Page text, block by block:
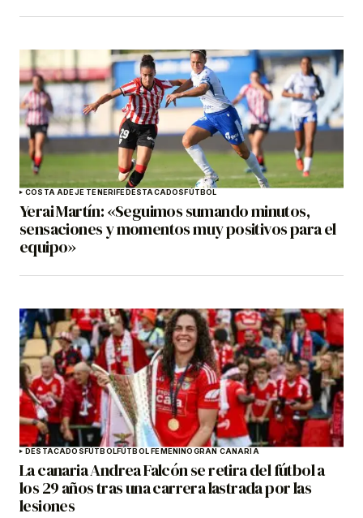
COSTA ADEJE TENERIFEDESTACADOSFÚTBOL
Yerai Martín: «Seguimos sumando minutos,
sensaciones y momentos muy positivos para el
equipo»
DESTACADOSFÚTBOLFÚTBOL FEMENINOGRAN CANARIA
La canaria Andrea Falcón se retira del fútbol a
los 29 años tras una carrera lastrada por las
lesiones